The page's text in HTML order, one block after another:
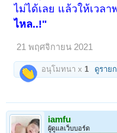
ไม่ได้เลย แล้วให้เวล
ไหล..!"
21 พฤศจิกายน 2021
อนุโมทนา x 1 ดูราย
iamfu
ผู้ดูแลเว็บบอร์ด